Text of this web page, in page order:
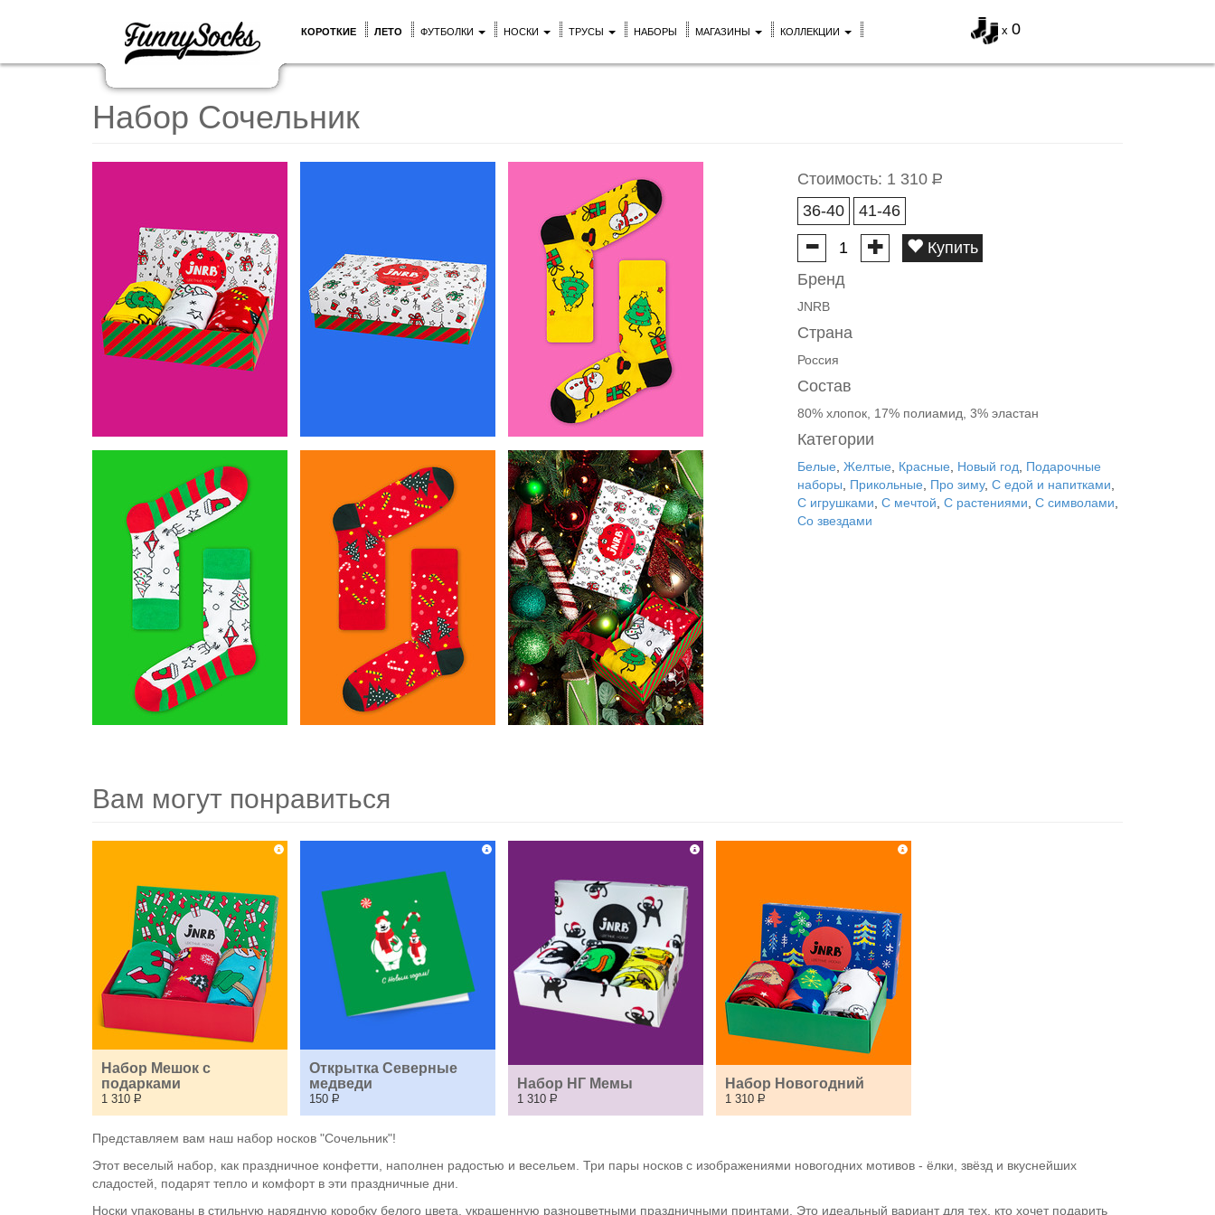
x 0
КОРОТКИЕ ЛЕТО ФУТБОЛКИ НОСКИ ТРУСЫ НАБОРЫ МАГАЗИНЫ КОЛЛЕКЦИИ
Набор Сочельник
Стоимость: 1 310 Р
36-40
41-46
Купить
Бренд
JNRB
Страна
Россия
Состав
80% хлопок, 17% полиамид, 3% эластан
Категории
Белые Желтые Красные Новый год
Подарочные
наборы
Прикольные Про зиму, С едой и напитками
С игрушками С мечтой С растениями С символами
Со звездами
Вам могут понравиться
Набор Мешок с
подарками
1 310 Р
Открытка Северные
медведи
150 Р
Набор НГ Мемы
1 310 Р
Набор Новогодний
1 310 Р
Представляем вам наш набор носков "Сочельник"!
Этот веселый набор, как праздничное конфетти, наполнен радостью и весельем. Три пары носков с изображениями новогодних мотивов - ёлки, звёзд и вкуснейших
сладостей, подарят тепло и комфорт в эти праздничные дни.
Носки упакованы в стильную нарядную коробку белого цвета, украшенную разноцветными праздничными принтами. Это идеальный вариант для тех, кто хочет подарить